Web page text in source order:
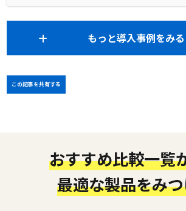
もっと導入事例をみる
この記事を共有する
おすすめ比較一覧
最適な製品をみ